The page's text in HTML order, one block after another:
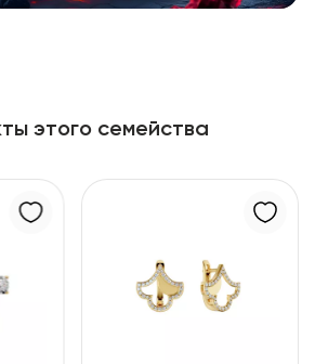
этого семейства